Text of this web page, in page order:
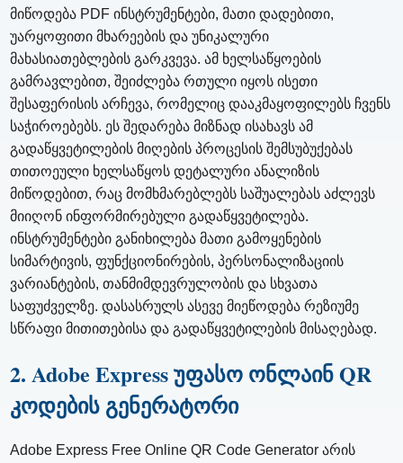
მიწოდება PDF ინსტრუმენტები, მათი დადებითი,
უარყოფითი მხარეების და უნიკალური
მახასიათებლების გარკვევა. ამ ხელსაწყოების
გამრავლებით, შეიძლება რთული იყოს ისეთი
შესაფერისის არჩევა, რომელიც დააკმაყოფილებს ჩვენს
საჭიროებებს. ეს შედარება მიზნად ისახავს ამ
გადაწყვეტილების მიღების პროცესის შემსუბუქებას
თითოეული ხელსაწყოს დეტალური ანალიზის
მიწოდებით, რაც მომხმარებლებს საშუალებას აძლევს
მიიღონ ინფორმირებული გადაწყვეტილება.
ინსტრუმენტები განიხილება მათი გამოყენების
სიმარტივის, ფუნქციონირების, პერსონალიზაციის
ვარიანტების, თანმიმდევრულობის და სხვათა
საფუძველზე. დასასრულს ასევე მიეწოდება რეზიუმე
სწრაფი მითითებისა და გადაწყვეტილების მისაღებად.
2. Adobe Express უფასო ონლაინ QR
კოდების გენერატორი
Adobe Express Free Online QR Code Generator არის